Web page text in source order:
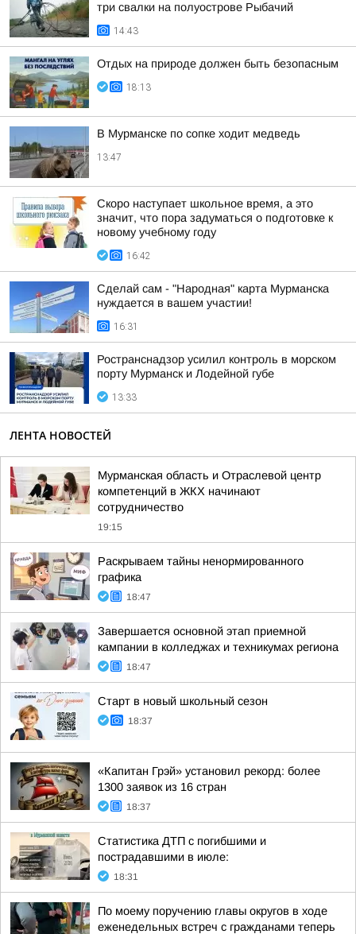
три свалки на полуострове Рыбачий
14:43
Отдых на природе должен быть безопасным
18:13
В Мурманске по сопке ходит медведь
13:47
Скоро наступает школьное время, а это
значит, что пора задуматься о подготовке к
новому учебному году
16:42
Сделай сам - "Народная" карта Мурманска
нуждается в вашем участии!
16:31
Ространснадзор усилил контроль в морском
порту Мурманск и Лодейной губе
13:33
ЛЕНТА НОВОСТЕЙ
Мурманская область и Отраслевой центр
компетенций в ЖКХ начинают
сотрудничество
19:15
Раскрываем тайны ненормированного
графика
18:47
Завершается основной этап приемной
кампании в колледжах и техникумах региона
18:47
Старт в новый школьный сезон
18:37
«Капитан Грэй» установил рекорд: более
1300 заявок из 16 стран
18:37
Статистика ДТП с погибшими и
пострадавшими в июле:
18:31
По моему поручению главы округов в ходе
еженедельных встреч с гражданами теперь